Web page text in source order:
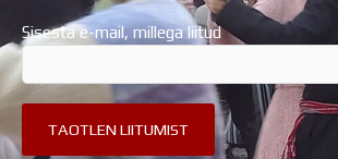
Sisesta e-mail, millega liitud